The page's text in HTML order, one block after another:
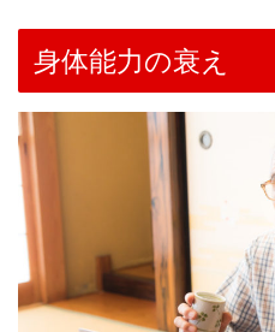
身体能力の衰え